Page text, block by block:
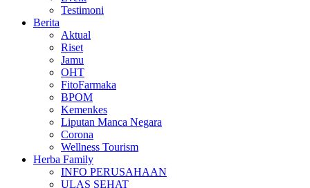
Testimoni
Berita
Aktual
Riset
Jamu
OHT
FitoFarmaka
BPOM
Kemenkes
Liputan Manca Negara
Corona
Wellness Tourism
Herba Family
INFO PERUSAHAAN
ULAS SEHAT